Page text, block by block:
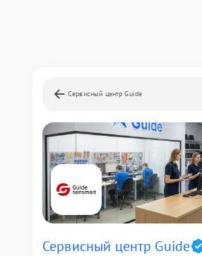
Сервисный центр Guide
Сервисный центр Guide